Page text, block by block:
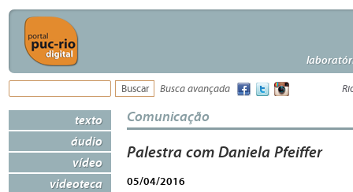
Busca avançada
texto
áudio
vídeo
videoteca
Comunicação
Palestra com Daniela Pfeiffer
05/04/2016